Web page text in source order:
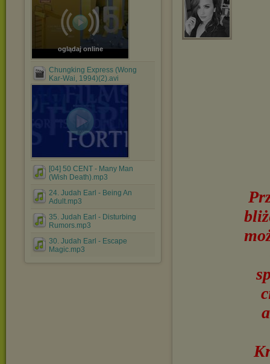
oglądaj online
Chungking Express (Wong
Kar-Wai, 1994)(2).avi
[04] 50 CENT - Many Man
(Wish Death).mp3
24. Judah Earl - Being An
Adult.mp3
35. Judah Earl - Disturbing
Rumors.mp3
30. Judah Earl - Escape
Magic.mp3